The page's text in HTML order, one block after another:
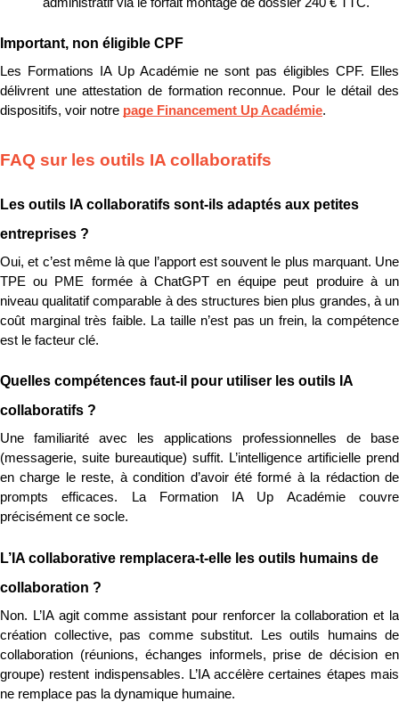
Important, non éligible CPF
Les Formations IA Up Académie ne sont pas éligibles CPF. Elles
délivrent une attestation de formation reconnue. Pour le détail des
dispositifs, voir notre page Financement Up Académie.
FAQ sur les outils IA collaboratifs
Les outils IA collaboratifs sont-ils adaptés aux petites
entreprises ?
Oui, et c’est même là que l’apport est souvent le plus marquant. Une
TPE ou PME formée à ChatGPT en équipe peut produire à un
niveau qualitatif comparable à des structures bien plus grandes, à un
coût marginal très faible. La taille n’est pas un frein, la compétence
est le facteur clé.
Quelles compétences faut-il pour utiliser les outils IA
collaboratifs ?
Une familiarité avec les applications professionnelles de base
(messagerie, suite bureautique) suffit. L’intelligence artificielle prend
en charge le reste, à condition d’avoir été formé à la rédaction de
prompts efficaces. La Formation IA Up Académie couvre
précisément ce socle.
L’IA collaborative remplacera-t-elle les outils humains de
collaboration ?
Non. L’IA agit comme assistant pour renforcer la collaboration et la
création collective, pas comme substitut. Les outils humains de
collaboration (réunions, échanges informels, prise de décision en
groupe) restent indispensables. L’IA accélère certaines étapes mais
ne remplace pas la dynamique humaine.